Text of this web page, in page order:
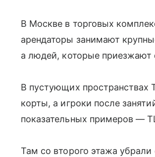
В Москве в торговых
арендаторы занимают
а людей, которые приезжают
В пустующих пространствах
корты, а игроки после
показательных примеров —
Там со второго этажа